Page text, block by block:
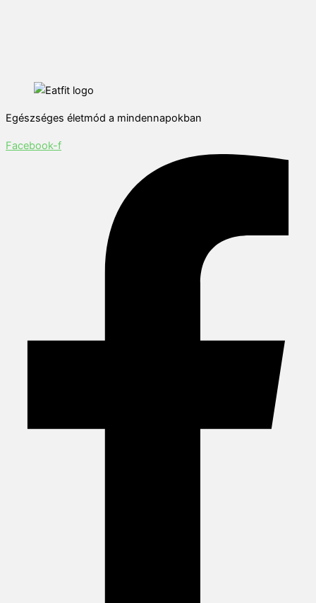
Egészséges életmód a mindennapokban
Facebook-f